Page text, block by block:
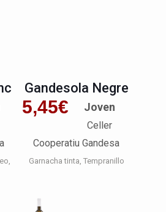
Gandesola Negre
5,45€ Joven
Celler
Cooperatiu Gandesa
Garnacha tinta Tempranillo